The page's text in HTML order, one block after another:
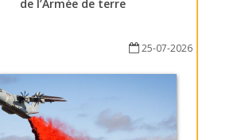
de l’Armée de terre
25-07-2026